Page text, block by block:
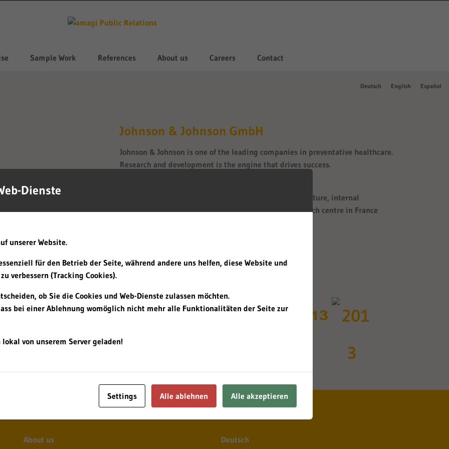
Sample Work References About us Careers Contact
Deutsch English Español
Johnson & Johnson GmbH
Johnson & Johnson is one of the leading companies in preventative healthcare.
Research and development is the engine that drives success.
Designing and conducting workshops on innovation culture, internal
communication and crisis PR at the Val de Reuil research centre in France
About us Deutsch
Dienste
unserer Website.
für den Betrieb der Seite, während andere uns helfen, diese Website und
verbessern (Tracking Cookies).
ob Sie die Cookies und Web-Dienste zulassen möchten.
bei einer Ablehnung womöglich nicht mehr alle Funktionalitäten der Seite zur
lokal von unserem Server geladen!
Settings Alle ablehnen Alle akzeptieren